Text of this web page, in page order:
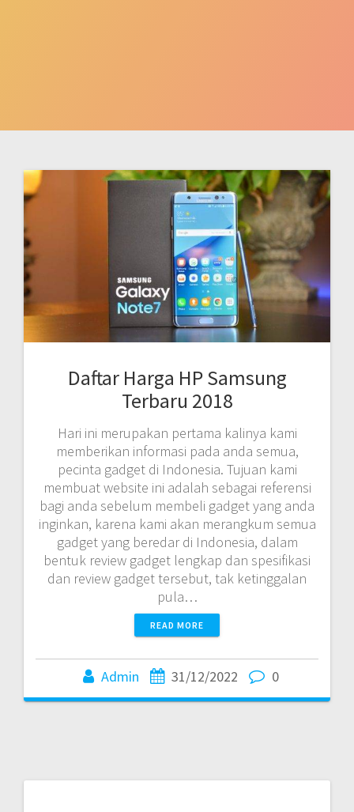
Daftar Harga HP Samsung
Terbaru 2018
Hari ini merupakan pertama kalinya kami
memberikan informasi pada anda semua,
pecinta gadget di Indonesia. Tujuan kami
membuat website ini adalah sebagai referensi
bagi anda sebelum membeli gadget yang anda
inginkan, karena kami akan merangkum semua
gadget yang beredar di Indonesia, dalam
bentuk review gadget lengkap dan spesifikasi
dan review gadget tersebut, tak ketinggalan
pula…
READ MORE
Admin 31/12/2022 0